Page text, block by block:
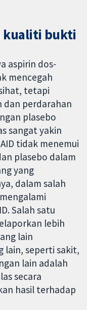
kualiti bukti
aspirin dos-
mencegah
tetapi
dan perdarahan
plasebo
sangat yakin
tidak menemui
plasebo dalam
yang
dalam salah
Salah satu
lebih
lain
lain, seperti sakit,
lain adalah
secara
hasil terhadap